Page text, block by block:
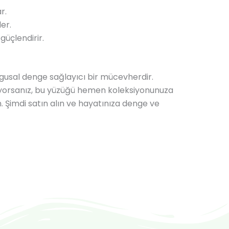
denge sağlayıcı bir mücevherdir.
bu yüzüğü hemen koleksiyonunuza
satın alın ve hayatınıza denge ve